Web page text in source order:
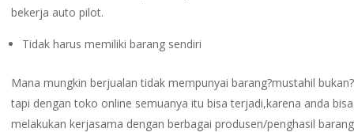
bekerja auto pilot.
Tidak harus memiliki barang sendiri
Mana mungkin berjualan tidak mempunyai barang?mustahil bukan?
tapi dengan toko online semuanya itu bisa terjadi,karena anda bisa
melakukan kerjasama dengan berbagai produsen/penghasil barang